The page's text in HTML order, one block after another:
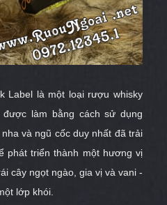
Label là một loại rượu whisky
làm bằng cách sử dụng
và ngũ cốc duy nhất đã trải
phát triển thành một hương vị
cây ngọt ngào, gia vị và vani -
lớp khói.